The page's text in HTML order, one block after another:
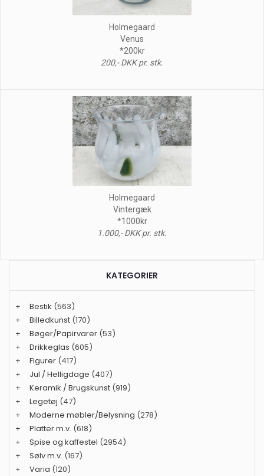
Holmegaard
Venus
*200kr
200,- DKK pr. stk.
Holmegaard
Vintergæk
*1000kr
1.000,- DKK pr. stk.
KATEGORIER
+ Bestik (563)
+
Billedkunst (170)
+
Bøger/Papirvarer (53)
+
Drikkeglas (605)
+
Figurer (417)
+
Jul / Helligdage (407)
+
Keramik / Brugskunst (919)
+
Legetøj (47)
+
Moderne møbler/Belysning (278)
+
Platter m.v. (618)
+
Spise og kaffestel (2954)
+
Sølv m.v. (167)
+
Varia (120)